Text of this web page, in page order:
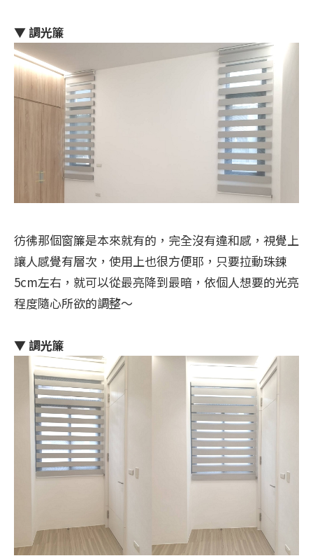
▼ 調光簾
彷彿那個窗簾是本來就有的，完全沒有違和感，視覺上
讓人感覺有層次，使用上也很方便耶，只要拉動珠鍊
5cm左右，就可以從最亮降到最暗，依個人想要的光亮
程度隨心所欲的調整～
▼ 調光簾